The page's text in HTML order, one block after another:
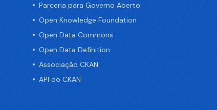
Parceria para Governo Aberto
Open Knowledge Foundation
Open Data Commons
Open Data Definition
Associação CKAN
API do CKAN